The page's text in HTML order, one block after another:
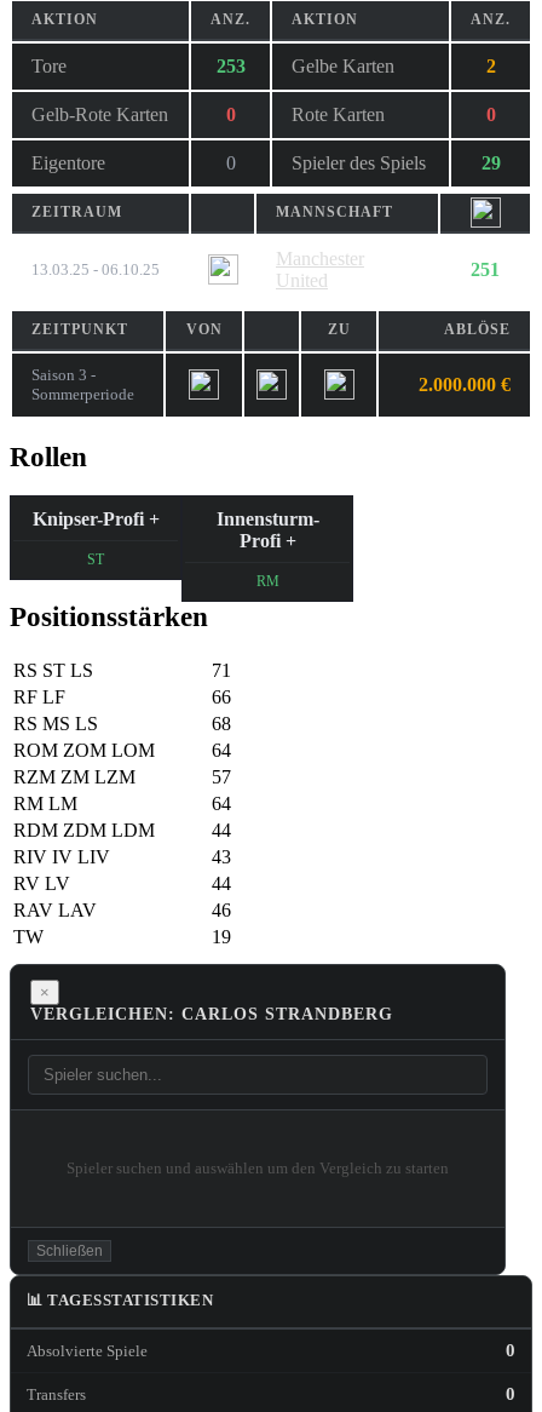
AKTION ANZ. AKTION ANZ.
Tore 253 Gelbe Karten 2
Gelb-Rote Karten 0 Rote Karten 0
Eigentore 0 Spieler des Spiels 29
ZEITRAUM MANNSCHAFT
13.03.25 - 06.10.25
Manchester
United
251
ZEITPUNKT VON ZU ABLÖSE
Saison 3 -
Sommerperiode
2.000.000 €
Rollen
Knipser-Profi +
ST
Innensturm-
Profi +
RM
Positionsstärken
RS ST LS
71
RF LF
66
RS MS LS
68
ROM ZOM LOM
64
RZM ZM LZM
57
RM LM
64
RDM ZDM LDM
44
RIV IV LIV
43
RV LV
44
RAV LAV
46
TW
19
×
VERGLEICHEN: CARLOS STRANDBERG
Spieler suchen und auswählen um den Vergleich zu starten
Schließen
📊 TAGESSTATISTIKEN
Absolvierte Spiele 0
Transfers 0